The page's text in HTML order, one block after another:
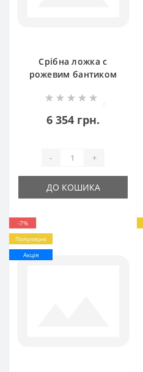
Срібна ложка с
рожевим бантиком
6 354 грн.
- +
ДО КОШИКА
-7%
Популярні
Акція